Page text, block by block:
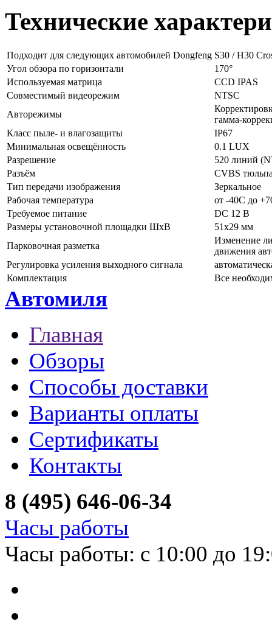
Технические
Подходит для следующих автомобилей Dongfeng S30 / H30
Угол обзора по горизонтали
170°
Используемая матрица
CCD IPAS
Совместимый видеорежим
NTSC
Авторежимы
гамма-
Класс пыле- и влагозащиты
IP67
Минимальная освещённость
0.1 LUX
Разрешение
520 линий
Разъём
CVBS
Тип передачи изображения
Зеркальное
Рабочая температура
от -40C до
Требуемое питание
DC 12 В
Размеры установочной площадки ШхВ
51х29 мм
Парковочная разметка
Изменение
движения
Регулировка усиления выходного сигнала
Комплектация
Все
Автомиля
Главная
Обзоры
Способы доставки
Варианты оплаты
Сертификаты
Контакты
8 (495) 646-06-34
Часы работы
Часы работы: с 10:00 до